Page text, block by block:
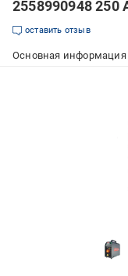
2558990948 250
оставить отзыв
Основная информация